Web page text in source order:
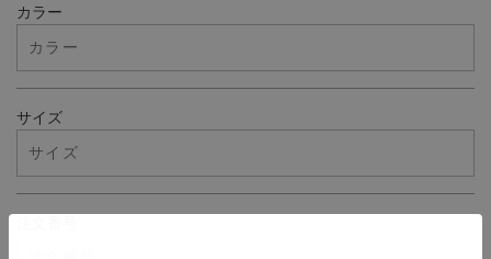
カラー
サイズ